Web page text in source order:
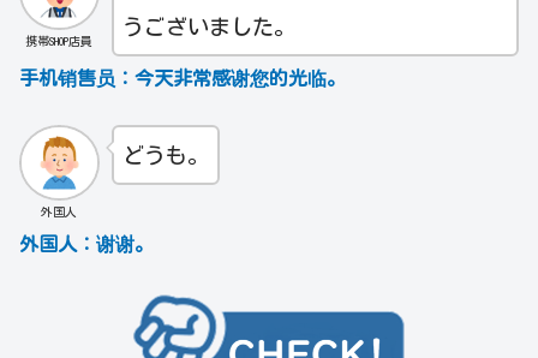
携帯SHOP店員
うございました。
手机销售员： 今天非常感谢您的光临。
外国人
どうも。
外国人 ： 谢谢。